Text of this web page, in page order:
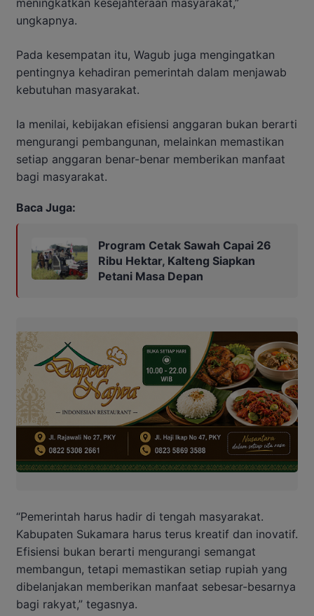
ungkapnya.
Pada kesempatan itu, Wagub juga mengingatkan
pentingnya kehadiran pemerintah dalam menjawab
kebutuhan masyarakat.
Ia menilai, kebijakan efisiensi anggaran bukan berarti
mengurangi pembangunan, melainkan memastikan
setiap anggaran benar-benar memberikan manfaat
bagi masyarakat.
Baca Juga:
Program Cetak Sawah Capai 26
Ribu Hektar, Kalteng Siapkan
Petani Masa Depan
“Pemerintah harus hadir di tengah masyarakat.
Kabupaten Sukamara harus terus kreatif dan inovatif.
Efisiensi bukan berarti mengurangi semangat
membangun, tetapi memastikan setiap rupiah yang
dibelanjakan memberikan manfaat sebesar-besarnya
bagi rakyat,” tegasnya.